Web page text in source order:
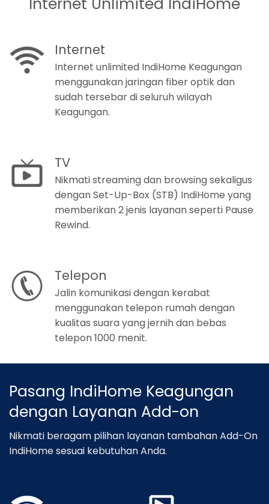
Internet
Internet unlimited IndiHome Keagungan
menggunakan jaringan fiber optik dan
sudah tersebar di seluruh wilayah
Keagungan.
TV
Nikmati streaming dan browsing sekaligus
dengan Set-Up-Box (STB) IndiHome yang
memberikan 2 jenis layanan seperti Pause
Rewind.
Telepon
Jalin komunikasi dengan kerabat
menggunakan telepon rumah dengan
kualitas suara yang jernih dan bebas
telepon 1000 menit.
Pasang IndiHome Keagungan
dengan Layanan Add-on
Nikmati beragam pilihan layanan tambahan Add-On
IndiHome sesuai kebutuhan Anda.